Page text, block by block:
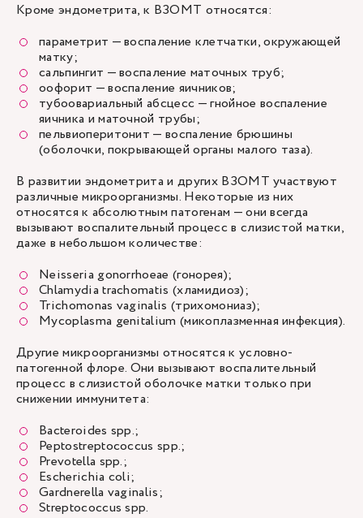
Кроме эндометрита, к ВЗОМТ относятся:
параметрит — воспаление клетчатки, окружающей
матку;
сальпингит — воспаление маточных труб;
оофорит — воспаление яичников;
тубоовариальный абсцесс — гнойное воспаление
яичника и маточной трубы;
пельвиоперитонит — воспаление брюшины
(оболочки, покрывающей органы малого таза).
В развитии эндометрита и других ВЗОМТ участвуют
различные микроорганизмы. Некоторые из них
относятся к абсолютным патогенам — они всегда
вызывают воспалительный процесс в слизистой матки,
даже в небольшом количестве:
Neisseria gonorrhoeae (гонорея);
Chlamydia trachomatis (хламидиоз);
Trichomonas vaginalis (трихомониаз);
Mycoplasma genitalium (микоплазменная инфекция).
Другие микроорганизмы относятся к условно-
патогенной флоре. Они вызывают воспалительный
процесс в слизистой оболочке матки только при
снижении иммунитета:
Bacteroides spp.;
Peptostreptococcus spp.;
Prevotella spp.;
Escherichia coli;
Gardnerella vaginalis;
Streptococcus spp.